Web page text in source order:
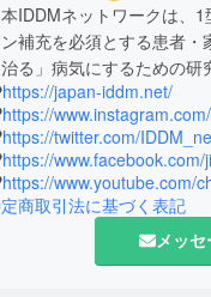
IDDMネットワークは、
ン補充を必須とする患者
治る」病気にするための研
https://japan-iddm.net/
https://
https://twitter.com/
https://
商取引法に基づく表記
メッ